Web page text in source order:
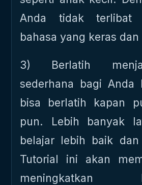
Anda tidak terlibat
bahasa yang keras
3) Berlatih
sederhana bagi Anda
bisa berlatih kapan
pun. Lebih banyak
belajar lebih baik
Tutorial ini akan
meningkatkan